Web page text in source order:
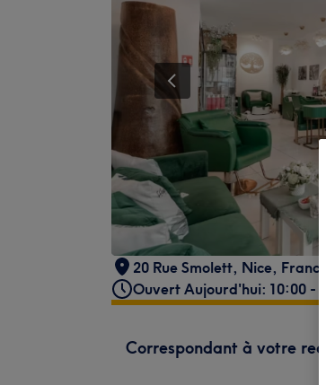
20 Rue Smolett, Nice, France
Ouvert Aujourd'hui: 10:00 -
Correspondant à votre